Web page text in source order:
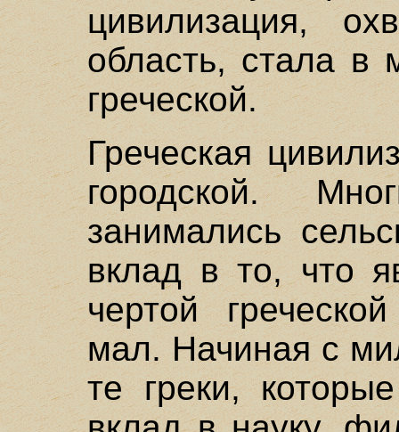
цивилизация,
область, стала в
греческой.
Греческая
городской.
занимались
вклад в то, что
чертой
мал. Начиная с
те греки,